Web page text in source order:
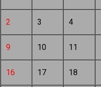
2 3 4
9 10 11
16 17 18